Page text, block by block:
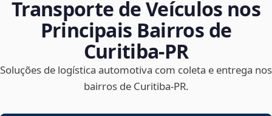
Transporte de Veículos nos
Principais Bairros de
Curitiba‑PR
Soluções de logística automotiva com coleta e entrega nos
bairros de Curitiba‑PR.